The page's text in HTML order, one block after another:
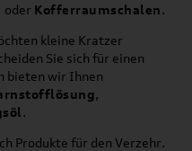
oder Kofferraumschalen.
kleine Kratzer
Sie sich für einen
bieten wir Ihnen
,
.
Produkte für den Verzehr.